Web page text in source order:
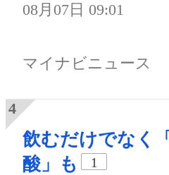
08月07日 09:01
マイナビニュース
飲むだけでなく
酸」も
1